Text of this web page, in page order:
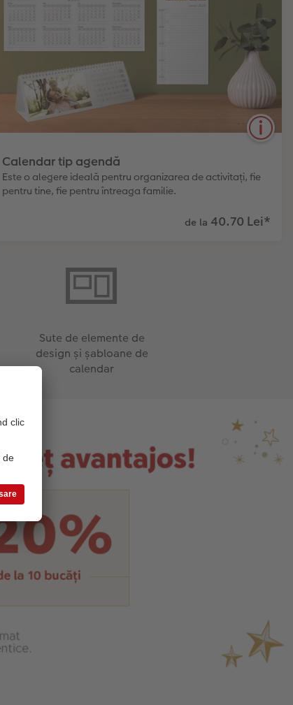
Calendar tip agendă
Este o alegere ideală pentru organizarea de activitați, fie
pentru tine, fie pentru întreaga familie.
de la 40.70 Lei*
Numărul de
modele diferite
Îl poți agăța,
cu tine oriunde
potrivit format pentru planificarea activităților
dumneavoastră. De asemenea, există mult spațiu
pentru notițe.
Sute de elemente de
design și șabloane de
calendar